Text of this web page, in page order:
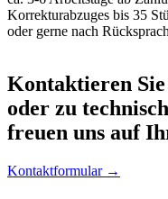
Korrekturabzuges bis 35
oder gerne nach
Kontaktieren
oder zu
freuen uns auf
Kontaktformular →